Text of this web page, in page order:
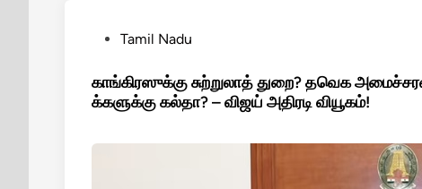
PostedTamil Nadu
காங்கிரஸுக்கு சுற்றுலாத் துறை? தவெக
க்களுக்கு கல்தா? – விஜய் அதிரடி வியூகம்!